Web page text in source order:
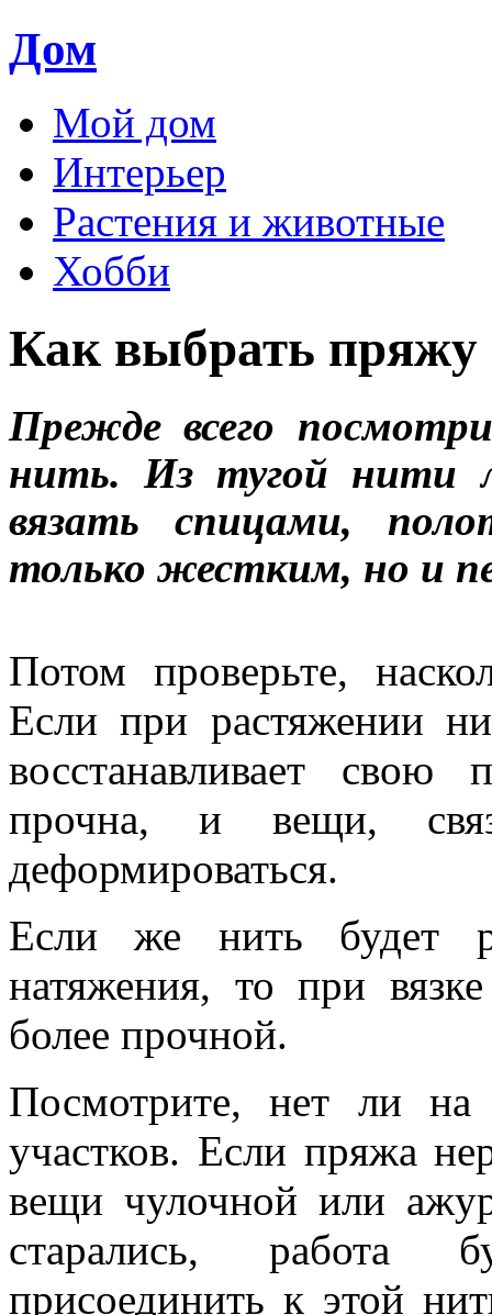
Дом
Мой дом
Интерьер
Растения и животные
Хобби
Как выбрать пряжу
Прежде всего
нить. Из тугой нити
вязать спицами,
только жестким, но и
Потом проверьте,
Если при растяжении
восстанавливает
прочна, и вещи,
деформироваться.
Если же нить будет
натяжения, то при
более прочной.
Посмотрите, нет ли
участков. Если пряжа
вещи чулочной или
старались, работа
присоединить к этой